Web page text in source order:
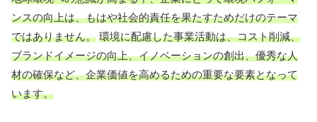
ンスの向上は、もはや社会的責任を果たすためだけのテーマ
ではありません。 環境に配慮した事業活動は、コスト削減、
ブランドイメージの向上、イノベーションの創出、優秀な人
材の確保など、企業価値を高めるための重要な要素となって
います。